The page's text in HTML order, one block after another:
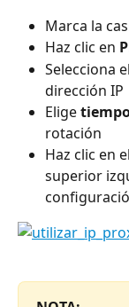
Marca la
Haz clic en
Selecciona el
dirección IP
Elige
rotación
Haz clic en
superior